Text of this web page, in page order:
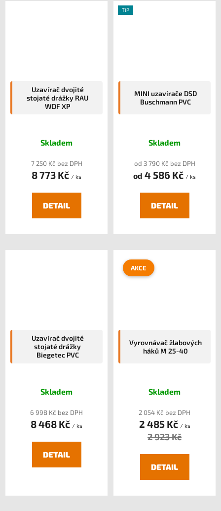
Uzavírač dvojité
stojaté drážky RAU
WDF XP
Skladem
7 250 Kč bez DPH
8 773 Kč / ks
DETAIL
TIP
MINI uzavírače DSD
Buschmann PVC
Skladem
od 3 790 Kč bez DPH
od 4 586 Kč / ks
DETAIL
Uzavírač dvojité
stojaté drážky
Biegetec PVC
Skladem
6 998 Kč bez DPH
8 468 Kč / ks
DETAIL
AKCE
Vyrovnávač žlabových
háků M 25-40
Skladem
2 054 Kč bez DPH
2 485 Kč / ks
2 923 Kč
DETAIL